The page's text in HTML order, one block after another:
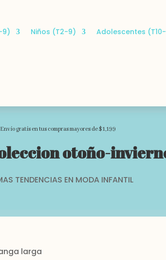
9) Niños (T2-9) Adolescentes
Envio gratis en tus compras mayores de $1,199
otoño-
TENDENCIAS EN MODA INFANTIL
larga